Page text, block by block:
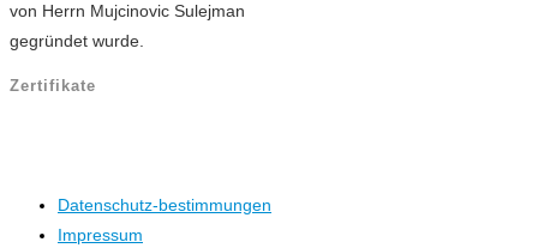
von Herrn Mujcinovic Sulejman
gegründet wurde.
Zertifikate
Datenschutz-bestimmungen
Impressum